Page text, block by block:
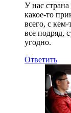
У нас страна
какое-то
всего, с
все подряд,
угодно.
Ответить